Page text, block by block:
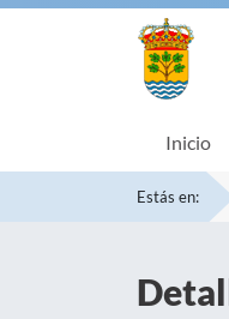
Inicio
Estás en: